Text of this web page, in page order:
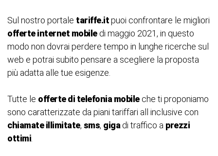
Sul nostro portale tariffe.itpuoi confrontare le migliori
offerte internet mobiledi maggio 2021, in questo
modo non dovrai perdere tempo in lunghe ricerche sul
web e potrai subito pensare a scegliere la proposta
più adatta alle tue esigenze.
Tutte le offerte di telefonia mobileche ti proponiamo
sono caratterizzate da piani tariffari all inclusive con
chiamate illimitate, sms, gigadi traffico a prezzi
ottimi.